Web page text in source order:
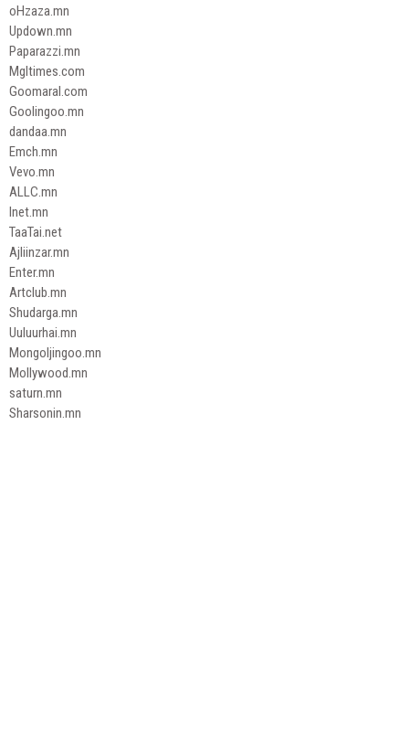
oHzaza.mn
Updown.mn
Paparazzi.mn
Mgltimes.com
Goomaral.com
Goolingoo.mn
dandaa.mn
Emch.mn
Vevo.mn
ALLC.mn
Inet.mn
TaaTai.net
Ajliinzar.mn
Enter.mn
Artclub.mn
Shudarga.mn
Uuluurhai.mn
Mongoljingoo.mn
Mollywood.mn
saturn.mn
Sharsonin.mn